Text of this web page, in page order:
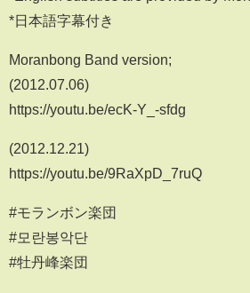
*日本語字幕付き
Moranbong Band version;
(2012.07.06)
https://youtu.be/ecK-Y_-sfdg
(2012.12.21)
https://youtu.be/9RaXpD_7ruQ
#モランボン楽団
#모란봉악단
#牡丹峰楽団